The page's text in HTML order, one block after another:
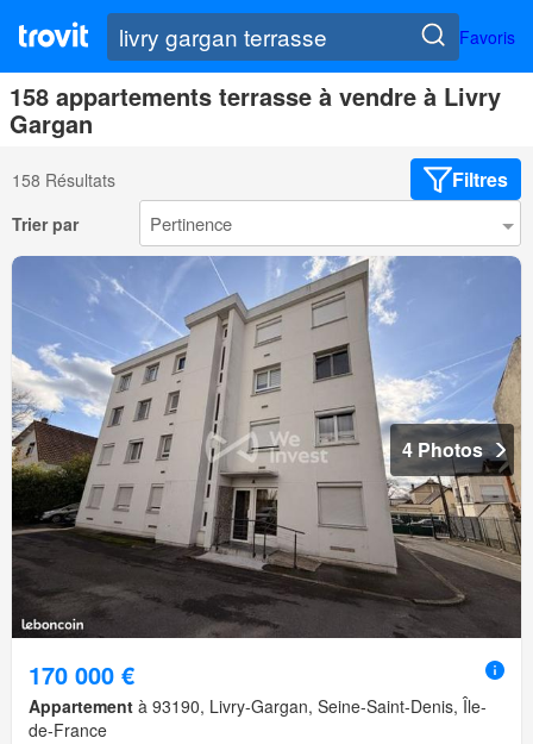
Favoris
158 appartements terrasse à vendre à Livry
Gargan
158 Résultats Filtres
Trier par
4 Photos
170 000 €
Appartement à 93190, Livry-Gargan, Seine-Saint-Denis, Île-
de-France